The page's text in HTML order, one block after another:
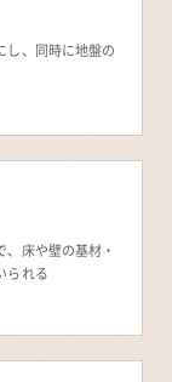
し、同時に地盤の
床や壁の基材・
られる